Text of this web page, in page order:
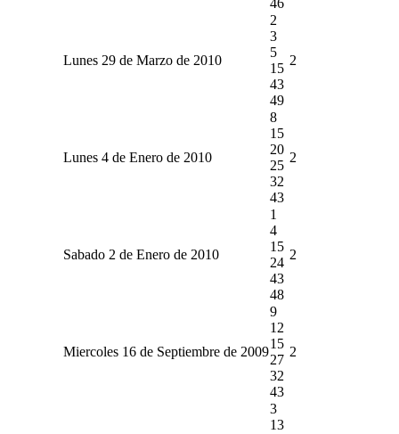
Lunes 29 de Marzo de 2010
2
3
5
15
43
49
2
Lunes 4 de Enero de 2010
8
15
20
25
32
43
2
Sabado 2 de Enero de 2010
1
4
15
24
43
48
2
Miercoles 16 de Septiembre de 2009
9
12
15
27
32
43
2
3
13